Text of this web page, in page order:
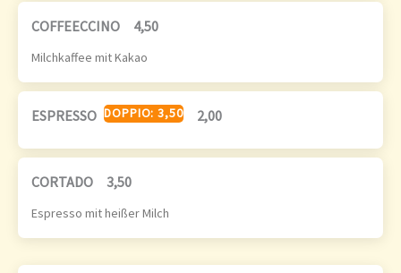
COFFEECCINO 4,50
Milchkaffee mit Kakao
ESPRESSO DOPPIO: 3,50 2,00
CORTADO 3,50
Espresso mit heißer Milch